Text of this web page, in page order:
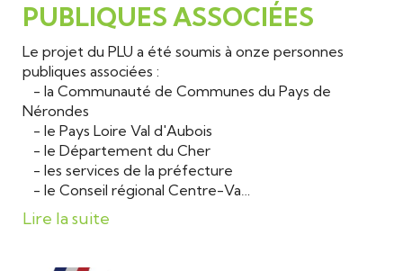
PUBLIQUES ASSOCIÉES
Le projet du PLU a été soumis à onze personnes
publiques associées :
- la Communauté de Communes du Pays de
Nérondes
- le Pays Loire Val d'Aubois
- le Département du Cher
- les services de la préfecture
- le Conseil régional Centre-Va…
Lire la suite